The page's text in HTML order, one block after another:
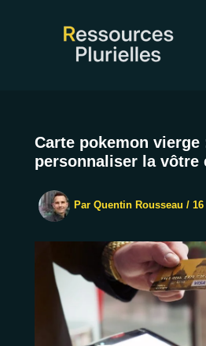
Carte pokemon
personnaliser la vôtre
Par Quentin Rousseau /